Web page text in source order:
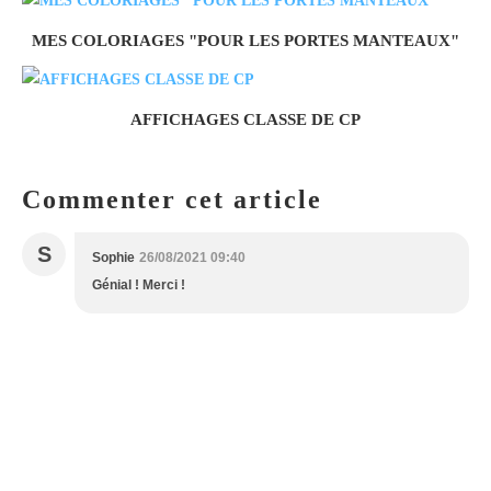
MES COLORIAGES "POUR LES PORTES MANTEAUX"
AFFICHAGES CLASSE DE CP
Commenter cet article
S Sophie 26/08/2021 09:40
Génial ! Merci !